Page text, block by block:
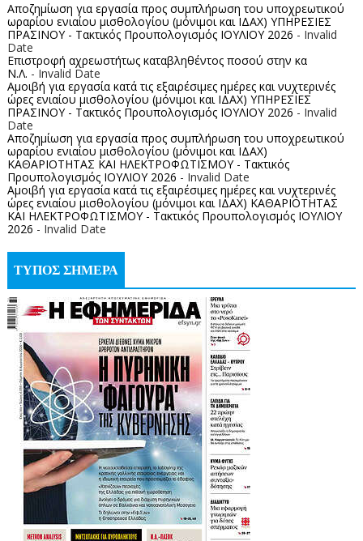
Αποζημίωση για εργασία προς συμπλήρωση του υποχρεωτικού
ωραρίου ενιαίου μισθολογίου (μόνιμοι και ΙΔΑΧ) ΥΠΗΡΕΣΙΕΣ
ΠΡΑΣΙΝΟΥ - Τακτικός Προυπολογισμός ΙΟΥΛΙΟΥ 2026 - Invalid
Date
Επιστροφή αχρεωστήτως καταβληθέντος ποσoύ στην κα
Ν.Λ. - Invalid Date
Αμοιβή για εργασία κατά τις εξαιρέσιμες ημέρες και νυχτερινές
ώρες ενιαίου μισθολογίου (μόνιμοι και ΙΔΑΧ) ΥΠΗΡΕΣΙΕΣ
ΠΡΑΣΙΝΟΥ - Τακτικός Προυπολογισμός ΙΟΥΛΙΟΥ 2026 - Invalid
Date
Αποζημίωση για εργασία προς συμπλήρωση του υποχρεωτικού
ωραρίου ενιαίου μισθολογίου (μόνιμοι και ΙΔΑΧ)
ΚΑΘΑΡΙΟΤΗΤΑΣ ΚΑΙ ΗΛΕΚΤΡΟΦΩΤΙΣΜΟΥ - Τακτικός
Προυπολογισμός ΙΟΥΛΙΟΥ 2026 - Invalid Date
Αμοιβή για εργασία κατά τις εξαιρέσιμες ημέρες και νυχτερινές
ώρες ενιαίου μισθολογίου (μόνιμοι και ΙΔΑΧ) ΚΑΘΑΡΙΟΤΗΤΑΣ
ΚΑΙ ΗΛΕΚΤΡΟΦΩΤΙΣΜΟΥ - Τακτικός Προυπολογισμός ΙΟΥΛΙΟΥ
2026 - Invalid Date
ΤΥΠΟΣ ΣΗΜΕΡΑ